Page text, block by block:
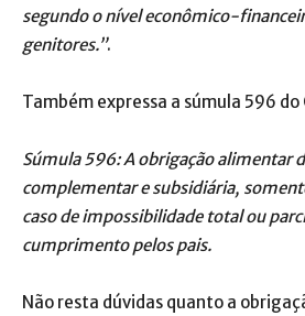
segundo o nível econômico-
genitores.”.
Também expressa a súmula 596 do
Súmula 596: A obrigação alimentar
complementar e subsidiária,
caso de impossibilidade total ou
cumprimento pelos pais.
Não resta dúvidas quanto a